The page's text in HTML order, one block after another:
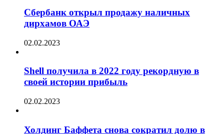
Сбербанк открыл продажу наличных
дирхамов ОАЭ
02.02.2023
Shell получила в 2022 году рекордную в
своей истории прибыль
02.02.2023
Холдинг Баффета снова сократил долю в